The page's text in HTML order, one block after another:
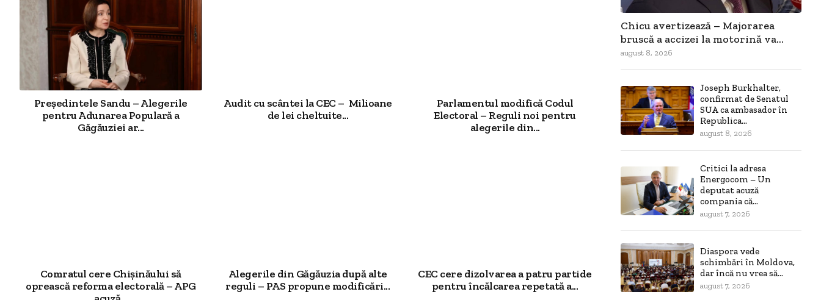
Președintele Sandu – Alegerile
pentru Adunarea Populară a
Găgăuziei ar...
Audit cu scântei la CEC – Milioane
de lei cheltuite...
Parlamentul modifică Codul
Electoral – Reguli noi pentru
alegerile din...
Comratul cere Chișinăului să
oprească reforma electorală – APG
Alegerile din Găgăuzia după alte
reguli – PAS propune modificări...
CEC cere dizolvarea a patru partide
pentru încălcarea repetată a...
Chicu avertizează – Majorarea
bruscă a accizei la motorină va...
august 8, 2026
Joseph Burkhalter,
confirmat de Senatul
SUA ca ambasador în
Republica...
august 8, 2026
Critici la adresa
Energocom – Un
deputat acuză
compania că...
august 7, 2026
Diaspora vede
schimbări în Moldova,
dar încă nu vrea să...
august 7, 2026